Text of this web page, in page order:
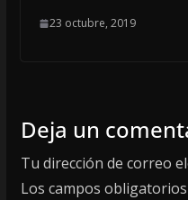
23 octubre, 2019
Deja un
Tu dirección de correo
Los campos